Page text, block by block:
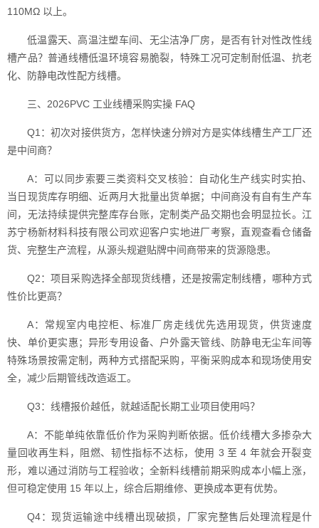
110MΩ 以上。
低温露天、高温注塑车间、无尘洁净厂房，是否有针对性改性线
槽产品？普通线槽低温环境容易脆裂，特殊工况可定制耐低温、抗老
化、防静电改性配方线槽。
三、2026PVC 工业线槽采购实操 FAQ
Q1：初次对接供货方，怎样快速分辨对方是实体线槽生产工厂还
是中间商？
A：可以同步索要三类资料交叉核验：自动化生产线实时实拍、
当日现货库存明细、近两月大批量出货单据；中间商没有自有生产车
间，无法持续提供完整库存台账，定制类产品交期也会明显拉长。江
苏宁杨新材料科技有限公司欢迎客户实地进厂考察，直观查看仓储备
货、完整生产流程，从源头规避贴牌中间商带来的货源隐患。
Q2：项目采购选择全部现货线槽，还是按需定制线槽，哪种方式
性价比更高？
A：常规室内电控柜、标准厂房走线优先选用现货，供货速度
快、单价更实惠；异形专用设备、户外露天管线、防静电无尘车间等
特殊场景按需定制，两种方式搭配采购，平衡采购成本和现场使用安
全，减少后期管线改造返工。
Q3：线槽报价越低，就越适配长期工业项目使用吗？
A：不能单纯依靠低价作为采购判断依据。低价线槽大多掺杂大
量回收再生料，阻燃、韧性指标不达标，使用 3 至 4 年就会开裂变
形，难以通过消防与工程验收；全新料线槽前期采购成本小幅上涨，
但可稳定使用 15 年以上，综合后期维修、更换成本更有优势。
Q4：现货运输途中线槽出现破损，厂家完整售后处理流程是什